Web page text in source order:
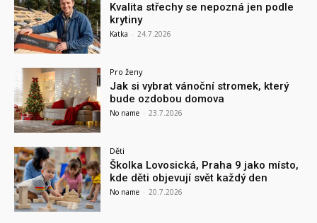
Kvalita střechy se nepozná jen podle
krytiny
Katka - 24.7.2026
Pro ženy
Jak si vybrat vánoční stromek, který
bude ozdobou domova
No name - 23.7.2026
Děti
Školka Lovosická, Praha 9 jako místo,
kde děti objevují svět každý den
No name - 20.7.2026